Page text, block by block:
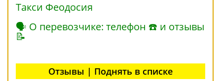
Такси Феодосия
🗣 О перевозчике: телефон ☎ и отзывы
📝
Отзывы | Поднять в списке